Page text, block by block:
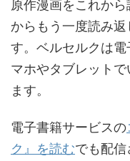
原作漫画をこれか
からもう一度読み
す。ベルセルクは
マホやタブレット
ます。
電子書籍サービスの
ク』を読むでも配